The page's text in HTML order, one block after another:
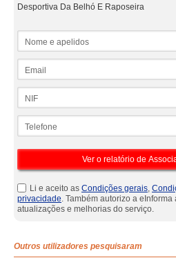
Desportiva Da Belhó E Raposeira
Li e aceito as Condições gerais,
privacidade. Também autorizo a
atualizações e melhorias do serviço.
Outros utilizadores pesquisaram